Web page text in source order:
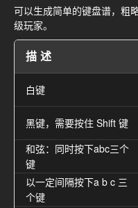
可以生成简单的键盘谱，粗
级玩家。
描述
白键
黑键，需要按住 Shift 键
和弦：同时按下abc三个
键
以一定间隔按下a b c 三
个键